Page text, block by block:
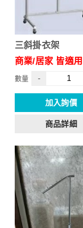
三斜掛衣架
商業/居家 皆適用
數量 -
加入詢價
商品詳細